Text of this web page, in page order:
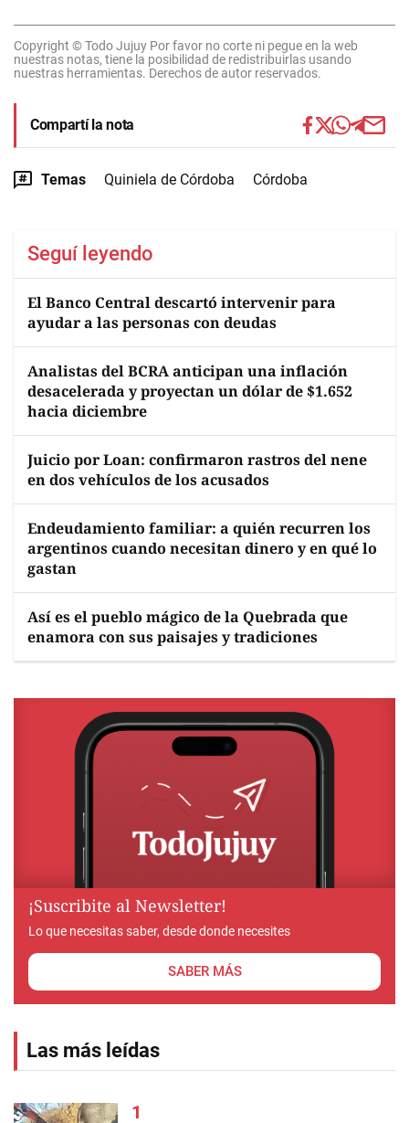
Copyright © Todo Jujuy Por favor no corte ni pegue en la web
nuestras notas, tiene la posibilidad de redistribuirlas usando
nuestras herramientas. Derechos de autor reservados.
Compartí la nota
Temas Quiniela de Córdoba Córdoba
Seguí leyendo
El Banco Central descartó intervenir para
ayudar a las personas con deudas
Analistas del BCRA anticipan una inflación
desacelerada y proyectan un dólar de $1.652
hacia diciembre
Juicio por Loan: confirmaron rastros del nene
en dos vehículos de los acusados
Endeudamiento familiar: a quién recurren los
argentinos cuando necesitan dinero y en qué lo
gastan
Así es el pueblo mágico de la Quebrada que
enamora con sus paisajes y tradiciones
¡Suscribite al Newsletter!
Lo que necesitas saber, desde donde necesites
SABER MÁS
Las más leídas